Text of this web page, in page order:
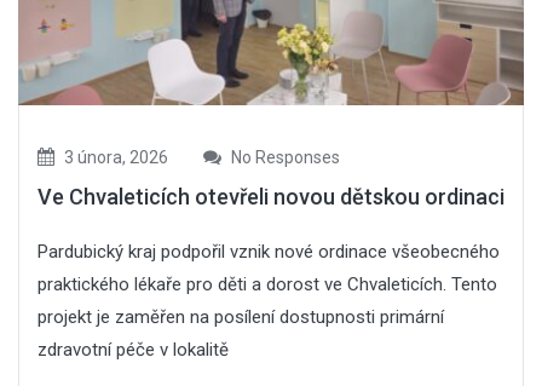
3 února, 2026 No Responses
Ve Chvaleticích otevřeli novou dětskou ordinaci
Pardubický kraj podpořil vznik nové ordinace všeobecného
praktického lékaře pro děti a dorost ve Chvaleticích. Tento
projekt je zaměřen na posílení dostupnosti primární
zdravotní péče v lokalitě